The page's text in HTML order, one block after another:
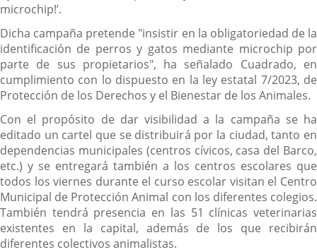
microchip!’.
Dicha campaña pretende "insistir en la obligatoriedad de la
identificación de perros y gatos mediante microchip por
parte de sus propietarios", ha señalado Cuadrado, en
cumplimiento con lo dispuesto en la ley estatal 7/2023, de
Protección de los Derechos y el Bienestar de los Animales.
Con el propósito de dar visibilidad a la campaña se ha
editado un cartel que se distribuirá por la ciudad, tanto en
dependencias municipales (centros cívicos, casa del Barco,
etc.) y se entregará también a los centros escolares que
todos los viernes durante el curso escolar visitan el Centro
Municipal de Protección Animal con los diferentes colegios.
También tendrá presencia en las 51 clínicas veterinarias
existentes en la capital, además de los que recibirán
diferentes colectivos animalistas.